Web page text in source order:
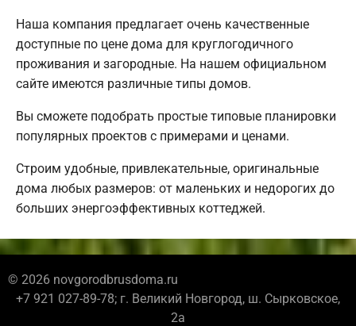
Наша компания предлагает очень качественные
доступные по цене дома для круглогодичного
проживания и загородные. На нашем официальном
сайте имеются различные типы домов.
Вы сможете подобрать простые типовые планировки
популярных проектов с примерами и ценами.
Строим удобные, привлекательные, оригинальные
дома любых размеров: от маленьких и недорогих до
больших энергоэффективных коттеджей.
© 2026 novgorodbrusdoma.ru
+7 921 027-89-78; г. Великий Новгород, ш. Сырковское,
2а